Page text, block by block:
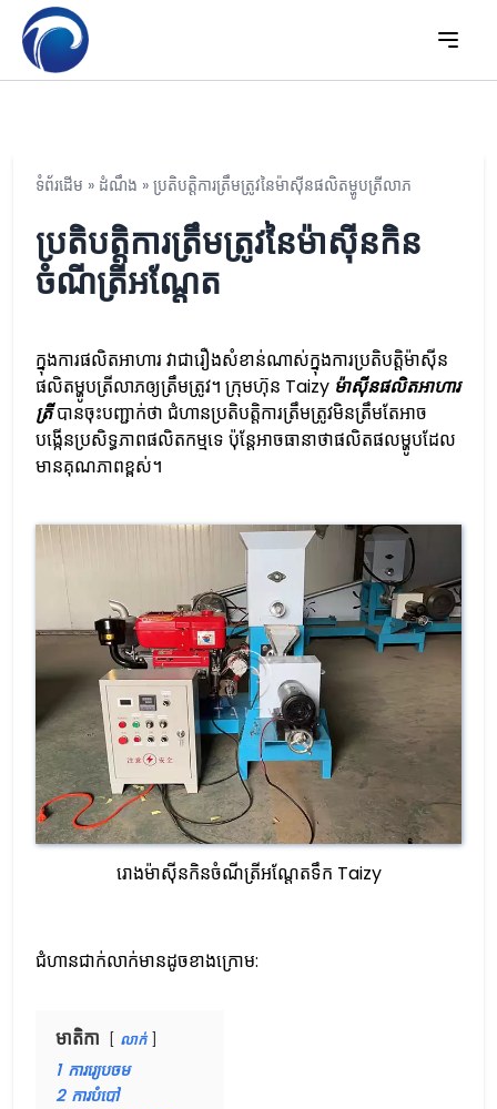
ទំព័រដើម » ដំណឹង » ប្រតិបត្តិការត្រឹមត្រូវនៃម៉ាស៊ីនផលិតម្ហូបត្រីលាភ
ប្រតិបត្តិការត្រឹមត្រូវនៃម៉ាស៊ីនកិន
ចំណីត្រីអណ្តែត
ក្នុងការផលិតអាហារ វាជារឿងសំខាន់ណាស់ក្នុងការប្រតិបត្តិម៉ាស៊ីន
ផលិតម្ហូបត្រីលាភឲ្យត្រឹមត្រូវ។ ក្រុមហ៊ុន Taizy ម៉ាស៊ីនផលិតអាហារ
ត្រីបានចុះបញ្ជាក់ថា ជំហានប្រតិបត្តិការត្រឹមត្រូវមិនត្រឹមតែអាច
បង្កើនប្រសិទ្ធភាពផលិតកម្មទេ ប៉ុន្តែអាចធានាថាផលិតផលម្ហូបដែល
មានគុណភាពខ្ពស់។
រោងម៉ាស៊ីនកិនចំណីត្រីអណ្តែតទឹក Taizy
ជំហានជាក់លាក់មានដូចខាងក្រោម:
មាតិកា លាក់
1 ការរ្យេបចម
2 ការបំបៅ